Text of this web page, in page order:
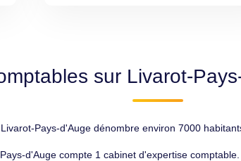
sur Livarot-
Pays-d'Auge dénombre environ 7000
d'Auge compte 1 cabinet d'expertise comptable.